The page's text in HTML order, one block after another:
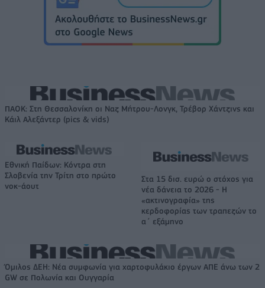
ΠΑΟΚ: Στη Θεσσαλονίκη οι Ναζ Μήτρου-Λονγκ, Τρέβορ Χάντζινς και
Κάιλ Αλεξάντερ (pics & vids)
Εθνική Παίδων: Κόντρα στη
Σλοβενία την Τρίτη στο πρώτο
νοκ-άουτ
Στα 15 δισ. ευρώ ο στόχος για
νέα δάνεια το 2026 - Η
«ακτινογραφία» της
κερδοφορίας των τραπεζών το
α΄ εξάμηνο
Όμιλος ΔΕΗ: Νέα συμφωνία για χαρτοφυλάκιο έργων ΑΠΕ άνω των 2
GW σε Πολωνία και Ουγγαρία